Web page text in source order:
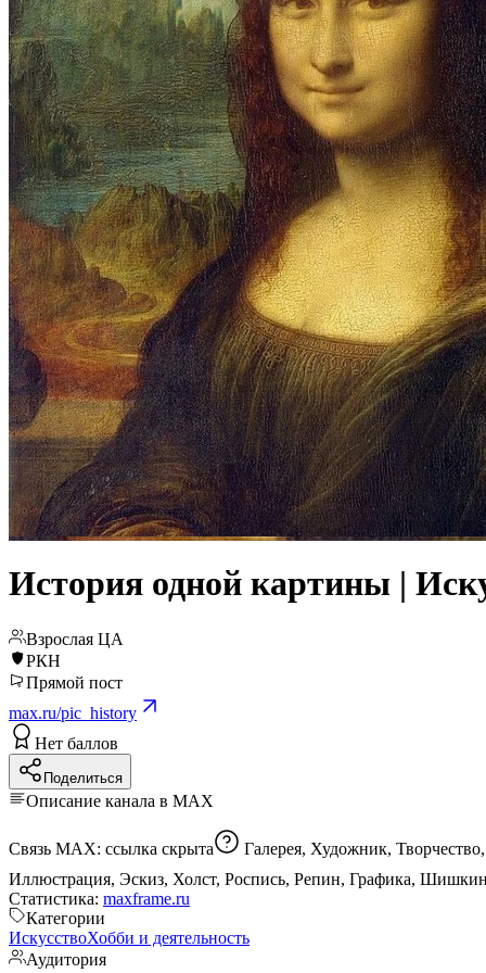
История одной картины |
Взрослая ЦА
РКН
Прямой пост
max.ru/pic_history
Нет баллов
Поделиться
Описание канала в MAX
Связь MAX: ссылка скрыта
Статистика: maxframe.ru
Категории
ИскусствоХобби и деятельность
Аудитория